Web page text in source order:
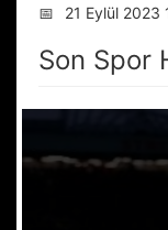
📅
21 Eylül 2023
Son Spor